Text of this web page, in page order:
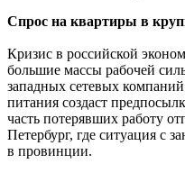
Спрос на квартиры в
Кризис в российской
большие массы рабочей
западных сетевых
питания создаст
часть потерявших работу
Петербург, где ситуация с
в провинции.